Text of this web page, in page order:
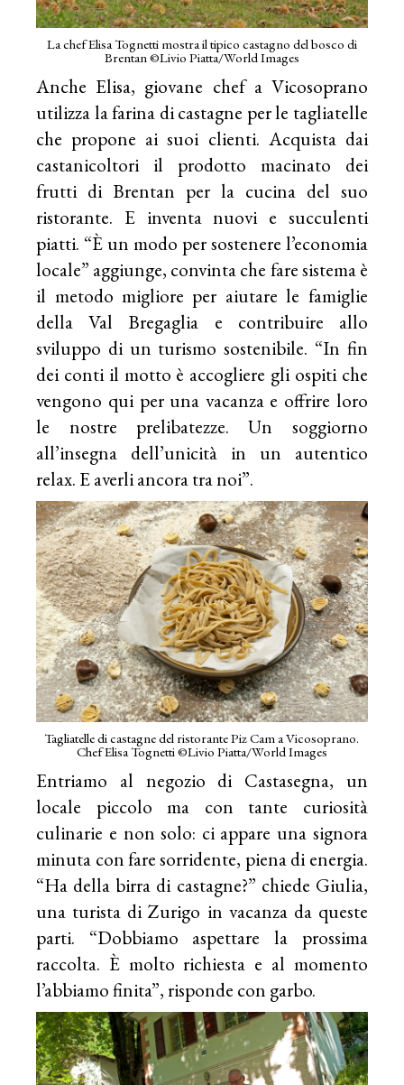
La chef Elisa Tognetti mostra il tipico castagno del bosco di
Brentan ©Livio Piatta/World Images
Anche Elisa, giovane chef a Vicosoprano
utilizza la farina di castagne per le tagliatelle
che propone ai suoi clienti. Acquista dai
castanicoltori il prodotto macinato dei
frutti di Brentan per la cucina del suo
ristorante. E inventa nuovi e succulenti
piatti. “È un modo per sostenere l’economia
locale” aggiunge, convinta che fare sistema è
il metodo migliore per aiutare le famiglie
della Val Bregaglia e contribuire allo
sviluppo di un turismo sostenibile. “In fin
dei conti il motto è accogliere gli ospiti che
vengono qui per una vacanza e offrire loro
le nostre prelibatezze. Un soggiorno
all’insegna dell’unicità in un autentico
relax. E averli ancora tra noi”.
Tagliatelle di castagne del ristorante Piz Cam a Vicosoprano.
Chef Elisa Tognetti ©Livio Piatta/World Images
Entriamo al negozio di Castasegna, un
locale piccolo ma con tante curiosità
culinarie e non solo: ci appare una signora
minuta con fare sorridente, piena di energia.
“Ha della birra di castagne?” chiede Giulia,
una turista di Zurigo in vacanza da queste
parti. “Dobbiamo aspettare la prossima
raccolta. È molto richiesta e al momento
l’abbiamo finita”, risponde con garbo.